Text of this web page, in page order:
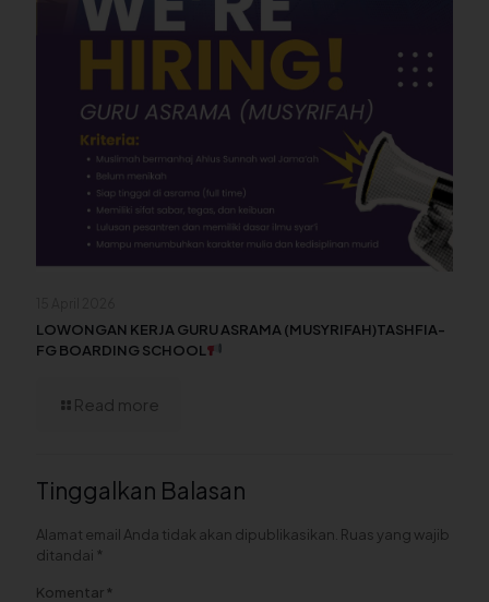
LOWONGAN KERJA GURU ASRAMA (MUSYRIFAH)TASHFIA-
FG BOARDING SCHOOL
Read more
Tinggalkan Balasan
Alamat email Anda tidak akan dipublikasikan. Ruas yang wajib
ditandai *
Komentar *